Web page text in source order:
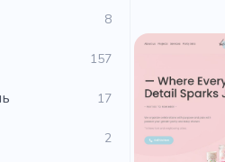
8
157
17
2